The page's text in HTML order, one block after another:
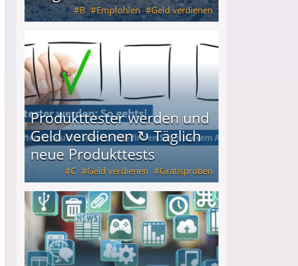
B Empfohlen Geld verdienen
Produkttester werden und
Geld verdienen ↻ Täglich
neue Produkttests
C Geld verdienen Gratisproben
↻ Täglich neue Produkttests